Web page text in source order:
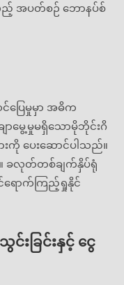
အပတ်စဉ် ဘောနပ်စ်
ပြေမှုမှာ အဓိက
ာမွေ့မှုမရှိသောမိုဘိုင်းဂိ
းကို ပေးဆောင်ပါသည်။
ါ။ ခလုတ်တစ်ချက်နှိပ်ရုံ
ရောက်ကြည့်ရှုနိုင်
င်းခြင်းနှင့် ငွေ